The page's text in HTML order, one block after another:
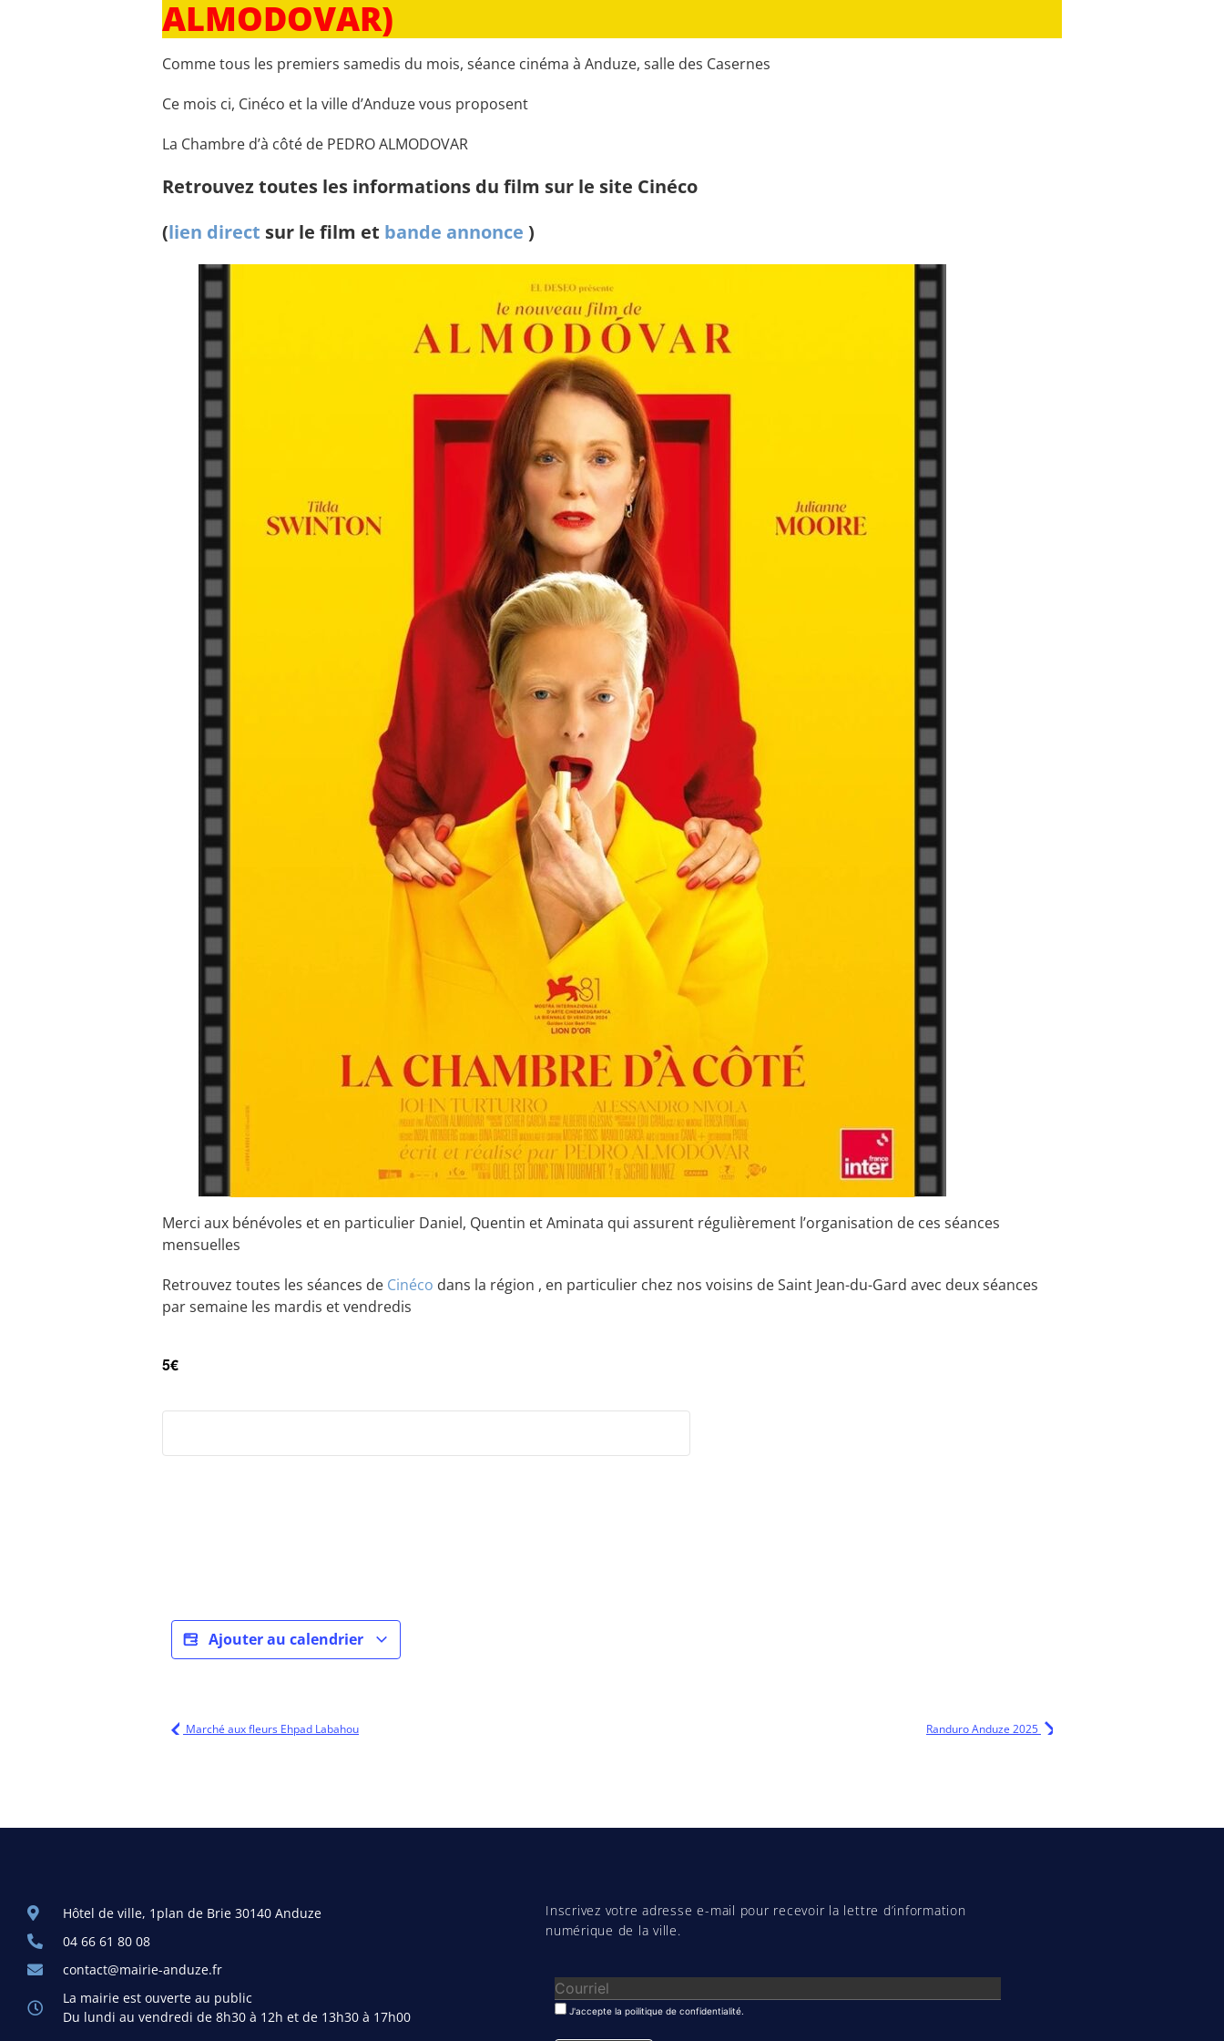
ALMODOVAR)
Comme tous les premiers samedis du mois, séance cinéma à Anduze, salle des Casernes
Ce mois ci, Cinéco et la ville d’Anduze vous proposent
La Chambre d’à côté de PEDRO ALMODOVAR
Retrouvez toutes les informations du film sur le site Cinéco
(lien direct sur le film et bande annonce )
Merci aux bénévoles et en particulier Daniel, Quentin et Aminata qui assurent régulièrement l’organisation de ces séances
mensuelles
Retrouvez toutes les séances de Cinéco dans la région , en particulier chez nos voisins de Saint Jean-du-Gard avec deux séances
par semaine les mardis et vendredis
5€
Ajouter au calendrier
Marché aux fleurs Ehpad Labahou Randuro Anduze 2025
Hôtel de ville, 1plan de Brie 30140 Anduze
04 66 61 80 08
contact@mairie-anduze.fr
La mairie est ouverte au public
Du lundi au vendredi de 8h30 à 12h et de 13h30 à 17h00
Inscrivez votre adresse e-mail pour recevoir la lettre d’information
numérique de la ville.
J'accepte la poilitique de confidentialité.